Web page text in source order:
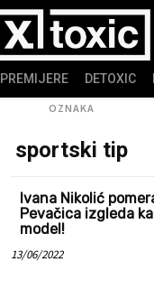
PREMIJERE DETOXIC
OZNAKA
sportski tip
Ivana Nikolić
Pevačica izgleda
model!
13/06/2022